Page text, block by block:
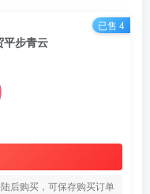
步青云
后购买，可保存购买订单
已售 4